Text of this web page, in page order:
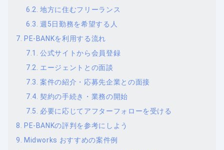
地方に住むフリーランス
週5日勤務を希望する人
PE-BANKを利用する流れ
公式サイトから会員登録
エージェントとの面談
案件の紹介・応募先企業との面接
契約の手続き・業務の開始
必要に応じてアフターフォローを受ける
PE-BANKの評判を参考にしよう
Midworks おすすめの案件例